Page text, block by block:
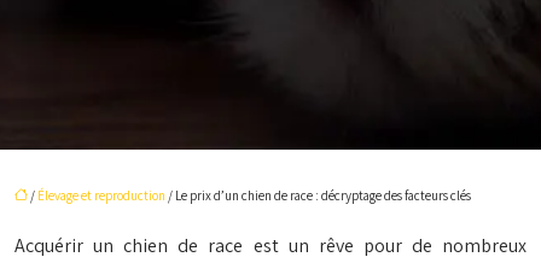
/ Élevage et reproduction / Le prix d’un chien de race : décryptage des facteurs clés
Acquérir un chien de race est un rêve pour de nombreux